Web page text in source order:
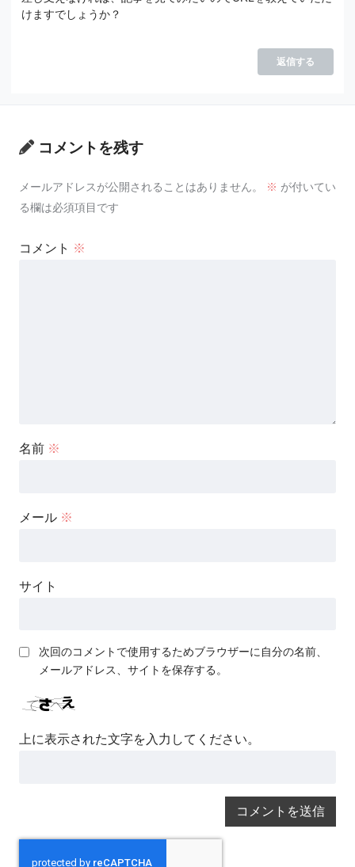
けますでしょうか？
返信する
コメントを残す
メールアドレスが公開されることはありません。 ※ が付いてい
る欄は必須項目です
コメント ※
名前 ※
メール ※
サイト
次回のコメントで使用するためブラウザーに自分の名前、
メールアドレス、サイトを保存する。
上に表示された文字を入力してください。